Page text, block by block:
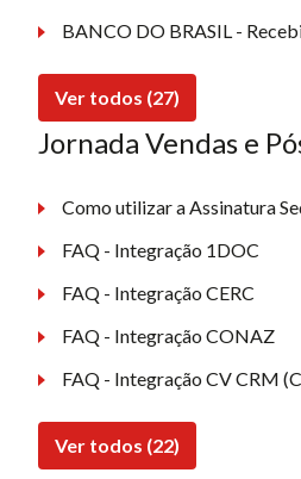
BANCO DO BRASIL -
Ver todos (27)
Jornada Vendas e
Como utilizar a Assinatura
FAQ - Integração 1DOC
FAQ - Integração CERC
FAQ - Integração CONAZ
FAQ - Integração CV CRM
Ver todos (22)